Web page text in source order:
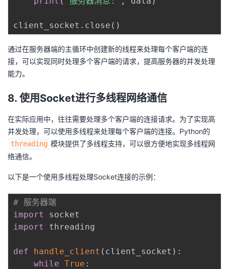
client_socket . close ( )
通过在服务器端的主循环中创建新的线程来处理每个客户端的连
接，可以实现同时处理多个客户端的请求，提高服务器的并发处理
能力。
8. 使用Socket进行多线程网络通信
在实际应用中，往往需要处理多个客户端的连接请求。为了实现高
并发处理，可以使用多线程来处理每个客户端的连接。Python的
threading 模块提供了多线程支持，可以很方便地实现多线程网
络通信。
以下是一个使用多线程处理Socket连接的示例：
# 服务器端
import
import
threading
def handle_client ( client_socket ) :
while True :